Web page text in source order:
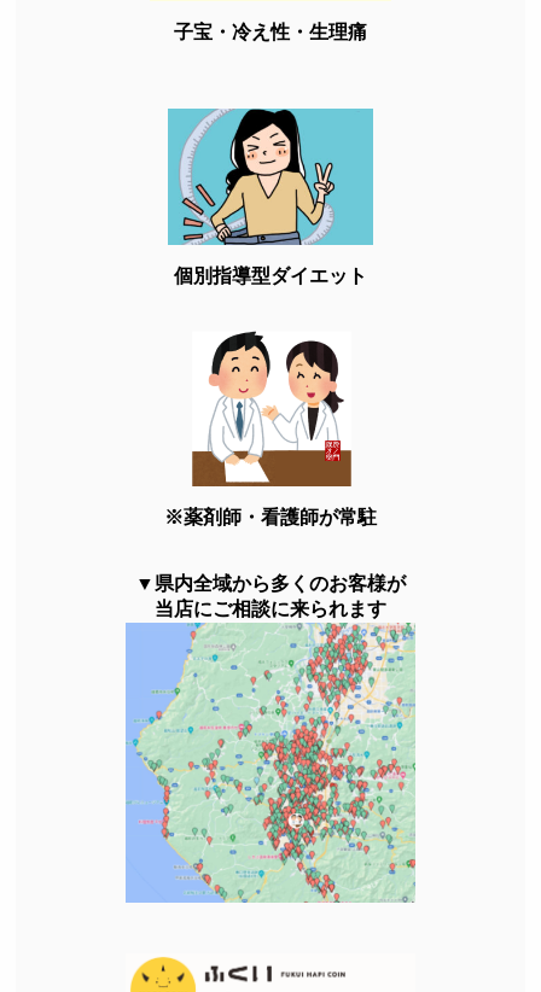
子宝・冷え性・生理痛
個別指導型ダイエット
※薬剤師・看護師が常駐
▼県内全域から多くのお客様が
当店にご相談に来られます